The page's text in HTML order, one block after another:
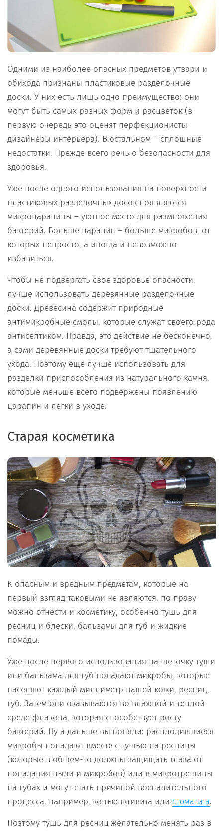
Одними из наиболее опасных предметов утвари и
обихода признаны пластиковые разделочные
доски. У них есть лишь одно преимущество: они
могут быть самых разных форм и расцветок (в
первую очередь это оценят перфекционисты-
дизайнеры интерьера). В остальном – сплошные
недостатки. Прежде всего речь о безопасности для
здоровья.
Уже после одного использования на поверхности
пластиковых разделочных досок появляются
микроцарапины – уютное место для размножения
бактерий. Больше царапин – больше микробов, от
которых непросто, а иногда и невозможно
избавиться.
Чтобы не подвергать свое здоровье опасности,
лучше использовать деревянные разделочные
доски. Древесина содержит природные
антимикробные смолы, которые служат своего рода
антисептиком. Правда, это действие не бесконечно,
а сами деревянные доски требуют тщательного
ухода. Поэтому еще лучше использовать для
разделки приспособления из натурального камня,
которые меньше всего подвержены появлению
царапин и легки в уходе.
Старая косметика
К опасным и вредным предметам, которые на
первый взгляд таковыми не являются, по праву
можно отнести и косметику, особенно тушь для
ресниц и блески, бальзамы для губ и жидкие
помады.
Уже после первого использования на щеточку туши
или бальзама для губ попадают микробы, которые
населяют каждый миллиметр нашей кожи, ресниц,
губ. Затем они оказываются во влажной и теплой
среде флакона, которая способствует росту
бактерий. Ну а дальше вы поняли: расплодившиеся
микробы попадают вместе с тушью на ресницы
(которые в общем-то должны защищать глаза от
попадания пыли и микробов) или в микротрещины
на губах и могут стать причиной воспалительного
процесса, например, конъюнктивита или стоматита.
Поэтому тушь для ресниц желательно менять раз в